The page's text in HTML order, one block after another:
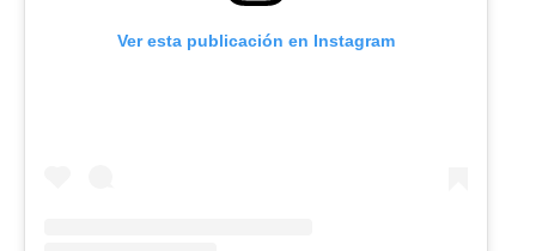
Ver esta publicación en Instagram